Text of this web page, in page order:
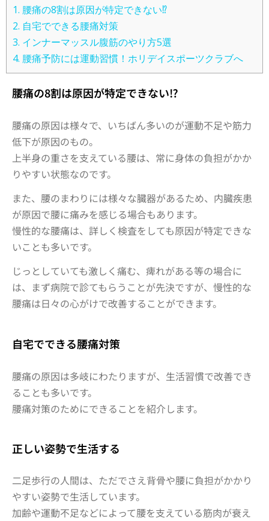
1. 腰痛の8割は原因が特定できない⁉
2. 自宅でできる腰痛対策
3. インナーマッスル腹筋のやり方5選
4. 腰痛予防には運動習慣！ホリデイスポーツクラブへ
腰痛の8割は原因が特定できない⁉
腰痛の原因は様々で、いちばん多いのが運動不足や筋力
低下が原因のもの。
上半身の重さを支えている腰は、常に身体の負担がかか
りやすい状態なのです。
また、腰のまわりには様々な臓器があるため、内臓疾患
が原因で腰に痛みを感じる場合もあります。
慢性的な腰痛は、詳しく検査をしても原因が特定できな
いことも多いです。
じっとしていても激しく痛む、痺れがある等の場合に
は、まず病院で診てもらうことが先決ですが、慢性的な
腰痛は日々の心がけで改善することができます。
自宅でできる腰痛対策
腰痛の原因は多岐にわたりますが、生活習慣で改善でき
ることも多いです。
腰痛対策のためにできることを紹介します。
正しい姿勢で生活する
二足歩行の人間は、ただでさえ背骨や腰に負担がかかり
やすい姿勢で生活しています。
加齢や運動不足などによって腰を支えている筋肉が衰え